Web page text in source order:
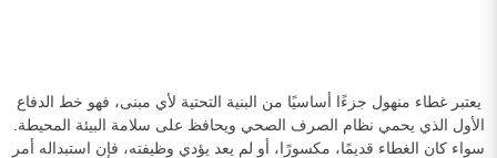
يعتبر غطاء منهول جزءًا أساسيًا من البنية التحتية لأي مبنى، فهو خط الدفاع
الأول الذي يحمي نظام الصرف الصحي ويحافظ على سلامة البيئة المحيطة.
سواء كان الغطاء قديمًا، مكسورًا، أو لم يعد يؤدي وظيفته، فإن استبداله أمر